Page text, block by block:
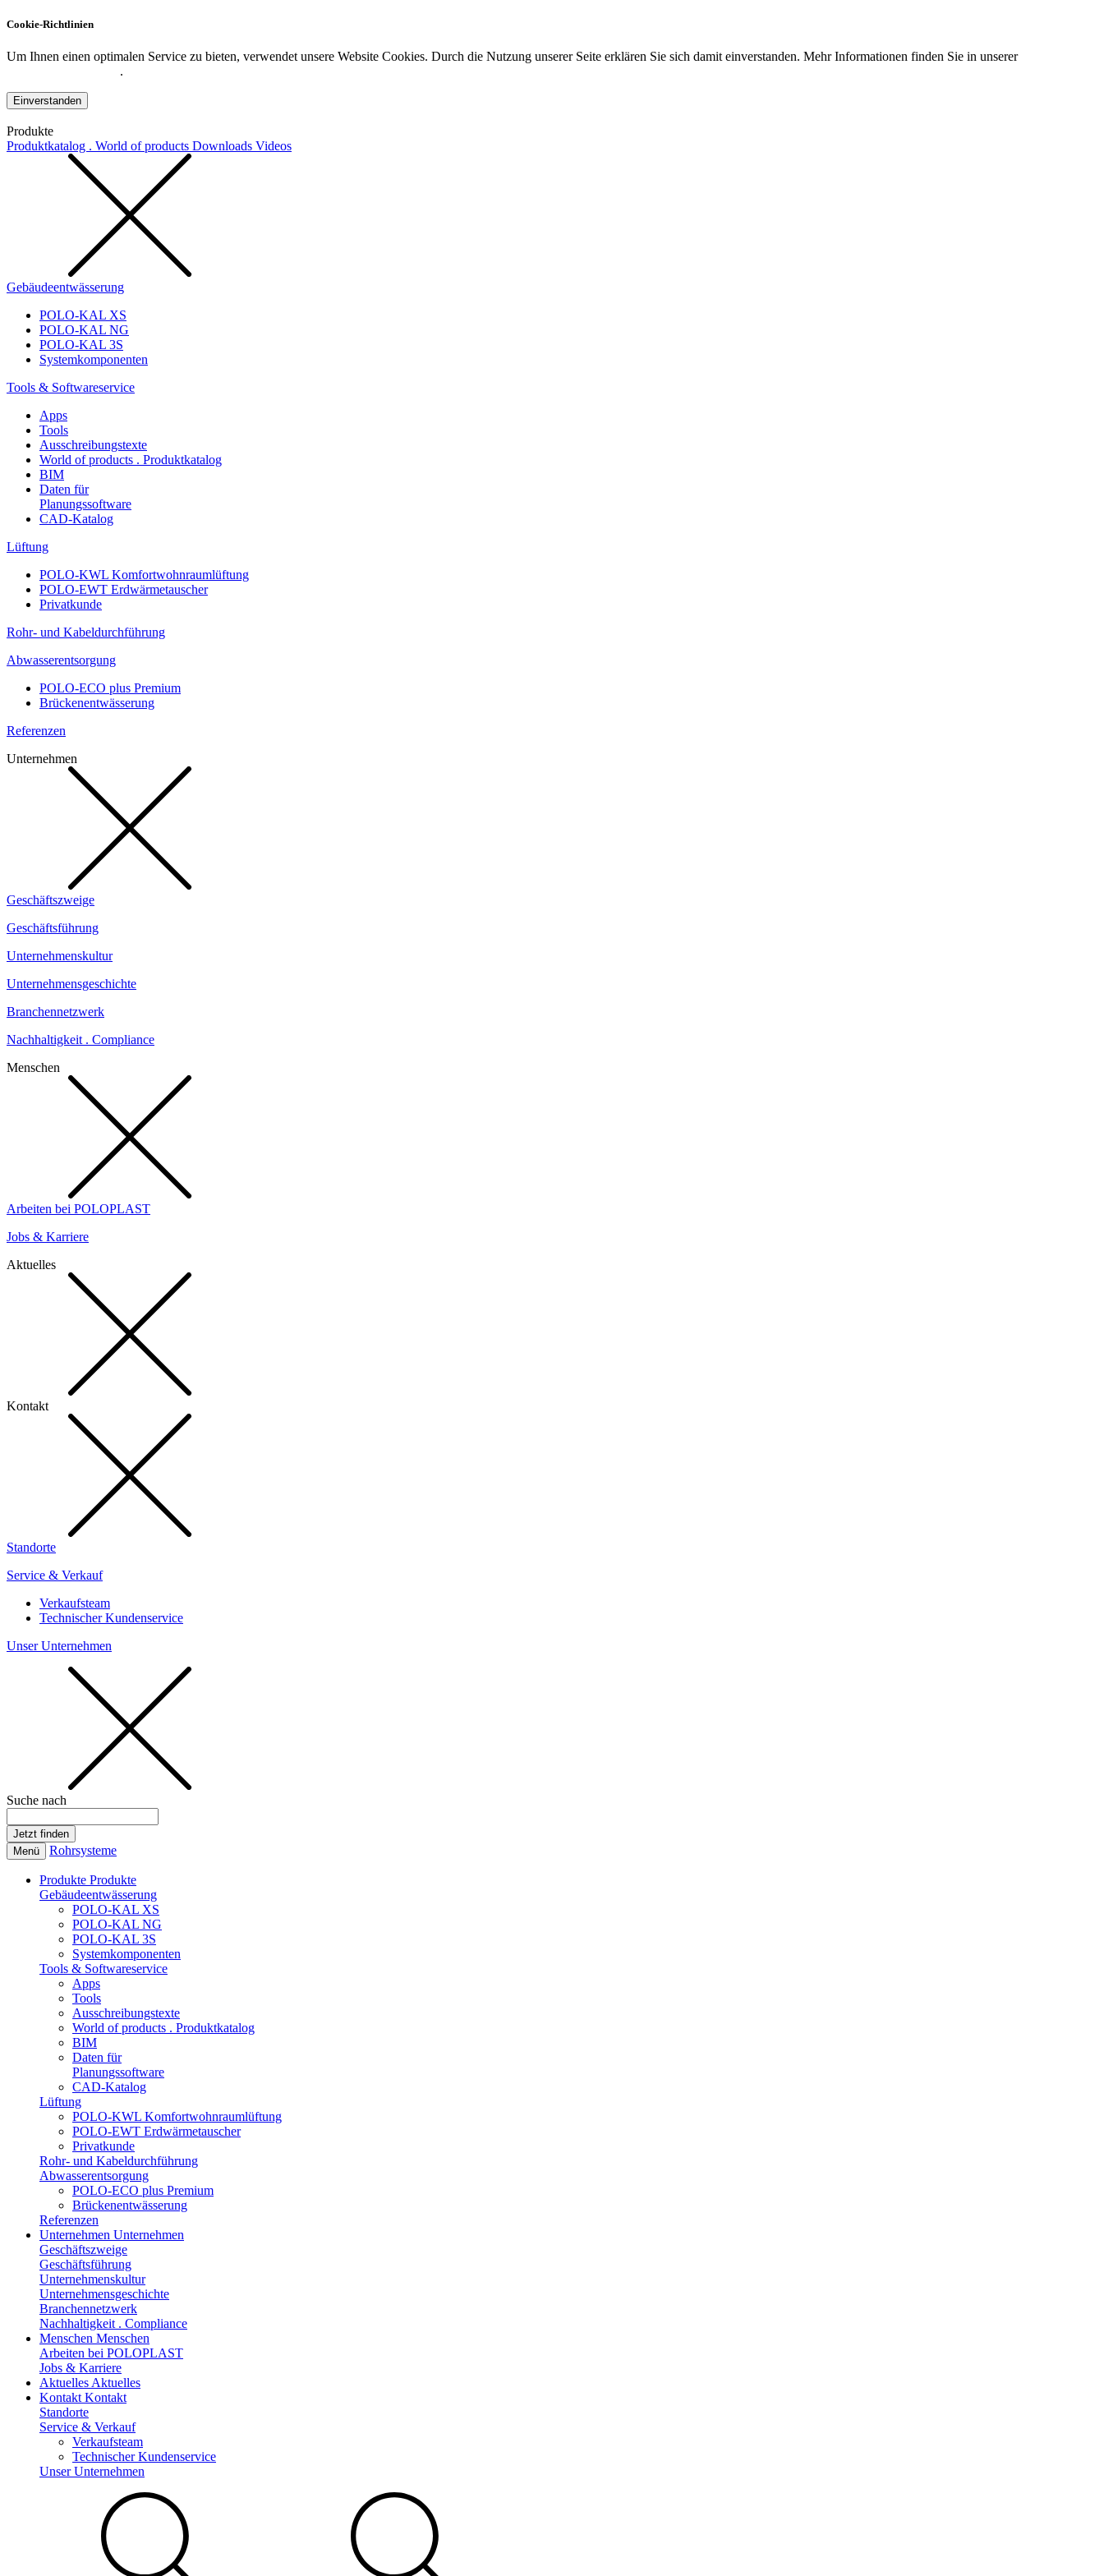
Cookie-Richtlinien
Um Ihnen einen optimalen Service zu bieten, verwendet unsere Website Cookies. Durch die Nutzung unserer Seite erklären Sie sich damit einverstanden. Mehr Informationen finden Sie in unserer
.
Einverstanden
Produkte
Produktkatalog . World of products Downloads Videos
Gebäudeentwässerung
POLO-KAL XS
POLO-KAL NG
POLO-KAL 3S
Systemkomponenten
Tools & Softwareservice
Apps
Tools
Ausschreibungstexte
World of products . Produktkatalog
BIM
Daten für
Planungssoftware
CAD-Katalog
Lüftung
POLO-KWL Komfortwohnraumlüftung
POLO-EWT Erdwärmetauscher
Privatkunde
Rohr- und Kabeldurchführung
Abwasserentsorgung
POLO-ECO plus Premium
Brückenentwässerung
Referenzen
Unternehmen
Geschäftszweige
Geschäftsführung
Unternehmenskultur
Unternehmensgeschichte
Branchennetzwerk
Nachhaltigkeit . Compliance
Menschen
Arbeiten bei POLOPLAST
Jobs & Karriere
Aktuelles
Kontakt
Standorte
Service & Verkauf
Verkaufsteam
Technischer Kundenservice
Unser Unternehmen
Suche nach
Menü Rohrsysteme
Produkte Produkte
Gebäudeentwässerung
POLO-KAL XS
POLO-KAL NG
POLO-KAL 3S
Systemkomponenten
Tools & Softwareservice
Apps
Tools
Ausschreibungstexte
World of products . Produktkatalog
BIM
Daten für
Planungssoftware
CAD-Katalog
Lüftung
POLO-KWL Komfortwohnraumlüftung
POLO-EWT Erdwärmetauscher
Privatkunde
Rohr- und Kabeldurchführung
Abwasserentsorgung
POLO-ECO plus Premium
Brückenentwässerung
Referenzen
Unternehmen Unternehmen
Geschäftszweige
Geschäftsführung
Unternehmenskultur
Unternehmensgeschichte
Branchennetzwerk
Nachhaltigkeit . Compliance
Menschen Menschen
Arbeiten bei POLOPLAST
Jobs & Karriere
Aktuelles Aktuelles
Kontakt Kontakt
Standorte
Service & Verkauf
Verkaufsteam
Technischer Kundenservice
Unser Unternehmen